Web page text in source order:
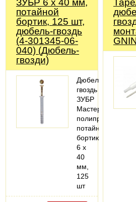
потайной
бортик, 125 шт,
дюбель-гвоздь
(4-301345-06-
040) (Дюбель-
гвозди)
Дюбель-
гвоздь
ЗУБР
Мастер
потайный
бортик,
6 x
40
мм,
125
шт